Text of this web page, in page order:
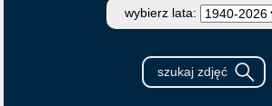
wybierz lata: